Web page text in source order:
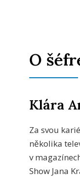
O
Klára
Za svou
několika
v
Show Jana